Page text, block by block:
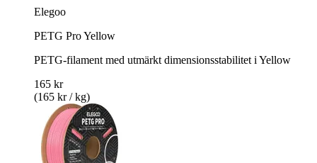
Elegoo
PETG Pro Yellow
PETG-filament med utmärkt dimensionsstabilitet i Yellow
165 kr
(165 kr / kg)